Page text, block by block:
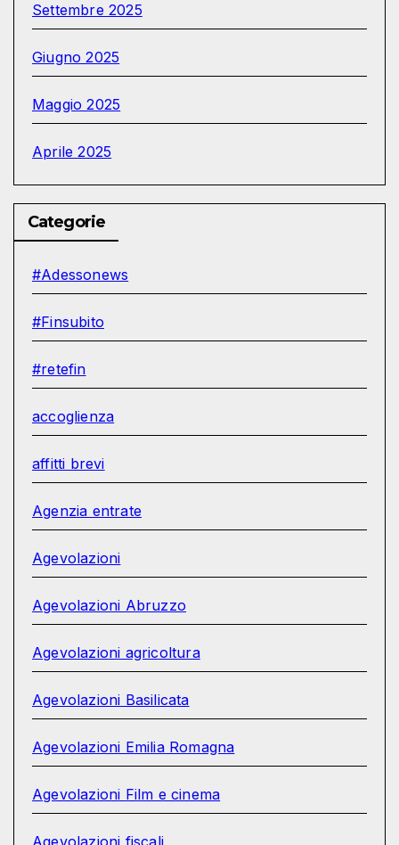
Settembre 2025
Giugno 2025
Maggio 2025
Aprile 2025
Categorie
#Adessonews
#Finsubito
#retefin
accoglienza
affitti brevi
Agenzia entrate
Agevolazioni
Agevolazioni Abruzzo
Agevolazioni agricoltura
Agevolazioni Basilicata
Agevolazioni Emilia Romagna
Agevolazioni Film e cinema
Agevolazioni fiscali